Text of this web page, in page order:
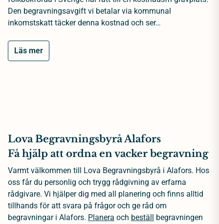
Den begravningsavgift vi betalar via kommunal
inkomstskatt täcker denna kostnad och ser…
Läs mer
Lova Begravningsbyrå Alafors
Få hjälp att ordna en vacker begravning
Varmt välkommen till Lova Begravningsbyrå i Alafors. Hos
oss får du personlig och trygg rådgivning av erfarna
rådgivare. Vi hjälper dig med all planering och finns alltid
tillhands för att svara på frågor och ge råd om
begravningar i Alafors. Planera och beställ begravningen